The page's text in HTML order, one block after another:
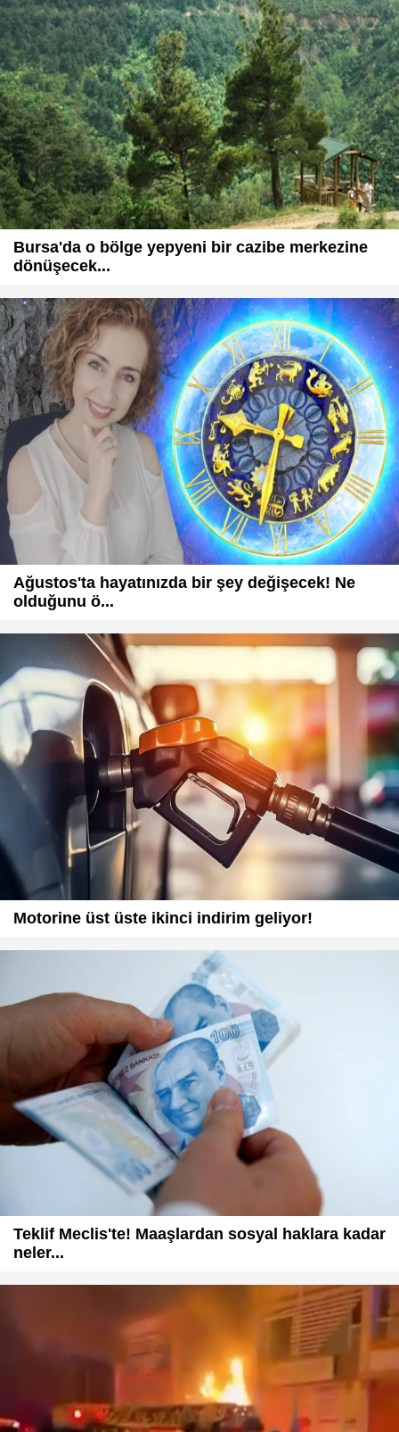
Bursa'da o bölge yepyeni bir cazibe merkezine
dönüşecek...
Ağustos'ta hayatınızda bir şey değişecek! Ne
olduğunu ö...
Motorine üst üste ikinci indirim geliyor!
Teklif Meclis'te! Maaşlardan sosyal haklara kadar
neler...